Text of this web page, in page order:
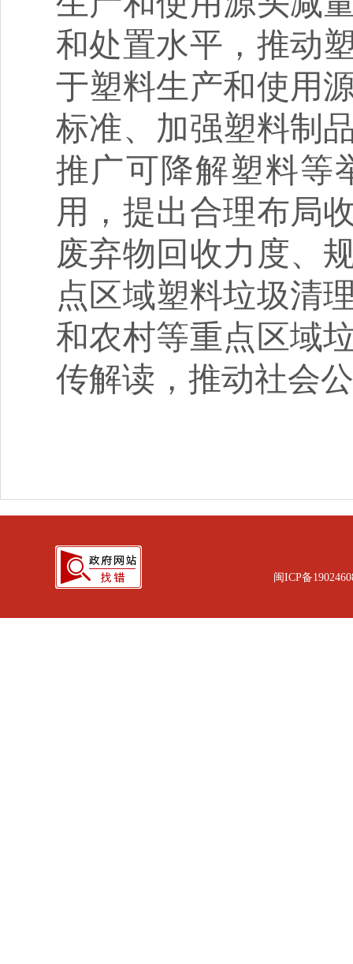
和处置水平，推动
于塑料生产和使用
标准、加强塑料制
推广可降解塑料等
用，提出合理布局
废弃物回收力度、
点区域塑料垃圾清
和农村等重点区域
传解读，推动社会
闽ICP备